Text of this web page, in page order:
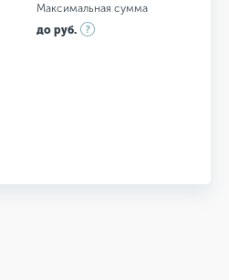
Максимальная сумма
до руб.